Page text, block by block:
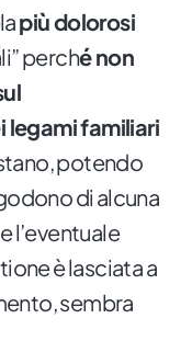
più dolorosi
perché non
legami familiari
potendo
di alcuna
l’eventuale
è lasciata a
sembra